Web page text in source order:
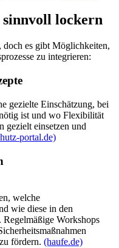
lockern
es gibt Möglichkeiten,
zu integrieren:
gezielte Einschätzung, bei
ist und wo Flexibilität
gezielt einsetzen und
portal.de)
welche
wie diese in den
Workshops
fördern. (haufe.de)